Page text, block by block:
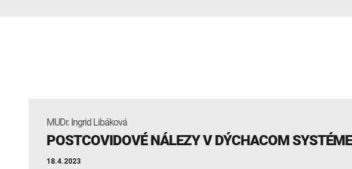
Covid-19 Žiadanky a tlačivá
MUDr. Ingrid Libáková
POSTCOVIDOVÉ NÁLEZY V DÝCHACOM SYSTÉME
18.4.2023